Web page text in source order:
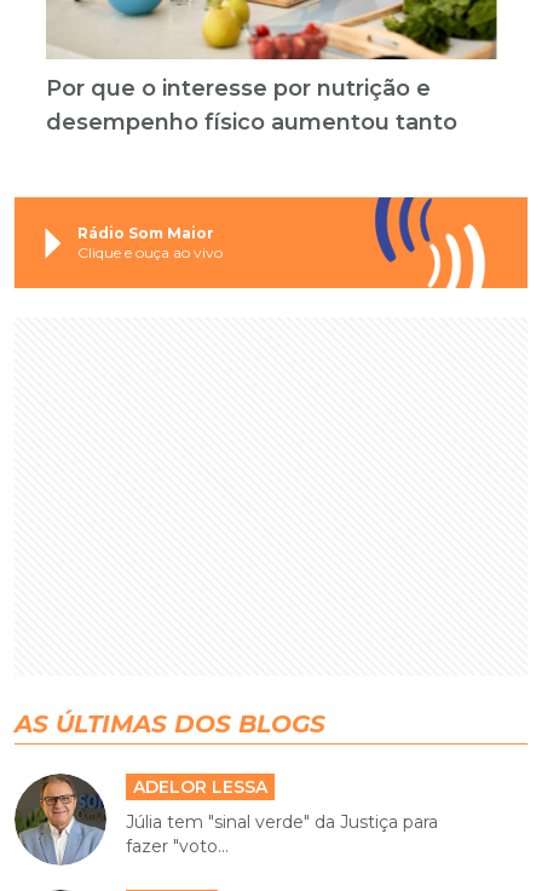
Por que o interesse por nutrição e
desempenho físico aumentou tanto
Rádio Som Maior
Clique e ouça ao vivo
AS ÚLTIMAS DOS BLOGS
ADELOR LESSA
Júlia tem "sinal verde" da Justiça para
fazer "voto...